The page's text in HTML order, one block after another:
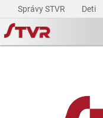
Správy STVR Deti